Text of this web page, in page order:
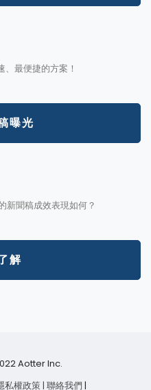
最便捷的方案！
曝光
新聞稿成效表現如何？
解
Aotter Inc.
私權政策 | 聯絡我們 |